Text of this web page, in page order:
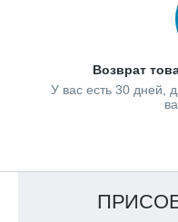
Возврат
У вас есть 30 дней,